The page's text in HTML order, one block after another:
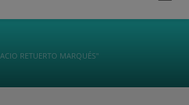
RETUERTO MARQUÉS"